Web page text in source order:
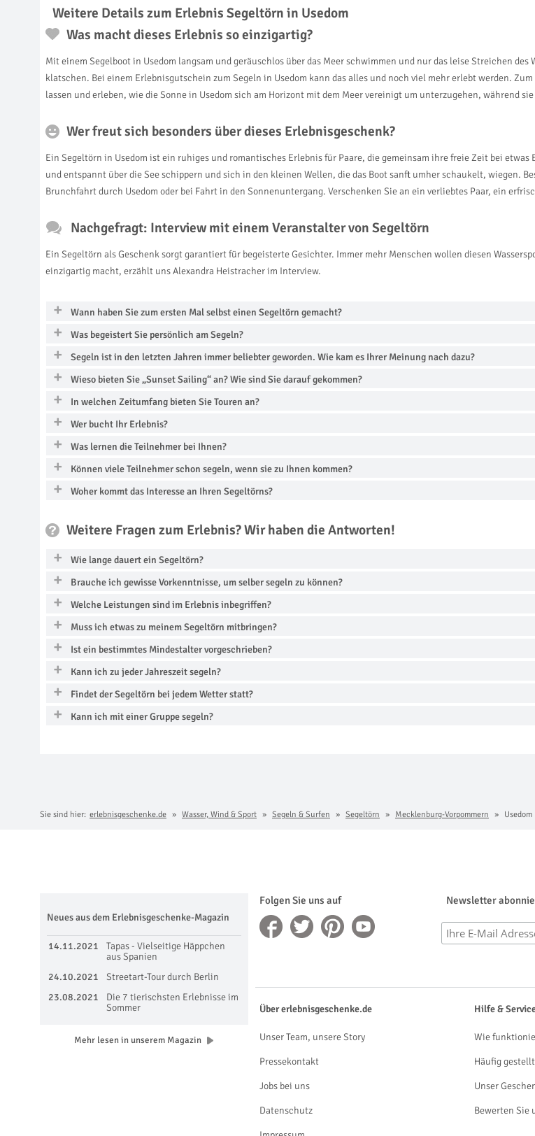
Weitere Details zum Erlebnis Segeltörn in Usedom
Was macht dieses Erlebnis so einzigartig?
Mit einem Segelboot in Usedom langsam und geräuschlos über das Meer schwimmen und nur das leise Streichen
klatschen. Bei einem Erlebnisgutschein zum Segeln in Usedom kann das alles und noch viel mehr erlebt werden.
lassen und erleben, wie die Sonne in Usedom sich am Horizont mit dem Meer vereinigt um unterzugehen, während
Wer freut sich besonders über dieses Erlebnisgeschenk?
Ein Segeltörn in Usedom ist ein ruhiges und romantisches Erlebnis für Paare, die gemeinsam ihre freie Zeit bei
und entspannt über die See schippern und sich in den kleinen Wellen, die das Boot sanft umher schaukelt, wiegen.
Brunchfahrt durch Usedom oder bei Fahrt in den Sonnenuntergang. Verschenken Sie an ein verliebtes Paar, ein
Nachgefragt: Interview mit einem Veranstalter von Segeltörn
Ein Segeltörn als Geschenk sorgt garantiert für begeisterte Gesichter. Immer mehr Menschen wollen diesen
einzigartig macht, erzählt uns Alexandra Heistracher im Interview.
Wann haben Sie zum ersten Mal selbst einen Segeltörn gemacht?
Was begeistert Sie persönlich am Segeln?
Segeln ist in den letzten Jahren immer beliebter geworden. Wie kam es Ihrer Meinung nach dazu?
Wieso bieten Sie „Sunset Sailing“ an? Wie sind Sie darauf gekommen?
In welchen Zeitumfang bieten Sie Touren an?
Wer bucht Ihr Erlebnis?
Was lernen die Teilnehmer bei Ihnen?
Können viele Teilnehmer schon segeln, wenn sie zu Ihnen kommen?
Woher kommt das Interesse an Ihren Segeltörns?
Weitere Fragen zum Erlebnis? Wir haben die Antworten!
Wie lange dauert ein Segeltörn?
Brauche ich gewisse Vorkenntnisse, um selber segeln zu können?
Welche Leistungen sind im Erlebnis inbegriffen?
Muss ich etwas zu meinem Segeltörn mitbringen?
Ist ein bestimmtes Mindestalter vorgeschrieben?
Kann ich zu jeder Jahreszeit segeln?
Findet der Segeltörn bei jedem Wetter statt?
Kann ich mit einer Gruppe segeln?
Sie sind hier: erlebnisgeschenke.de Wasser, Wind & Sport Segeln & Surfen Segeltörn Mecklenburg-Vorpommern Usedom
Folgen Sie uns auf Newsletter
Neues aus dem Erlebnisgeschenke-Magazin
14.11.2021
Tapas - Vielseitige Häppchen
aus Spanien
24.10.2021
Streetart-Tour durch Berlin
23.08.2021
Die 7 tierischsten Erlebnisse im
Sommer
Mehr lesen in unserem Magazin
Über erlebnisgeschenke.de
Unser Team, unsere Story
Pressekontakt
Jobs bei uns
Datenschutz
Hilfe &
Wie
Häufig
Unser
Bewerten Sie